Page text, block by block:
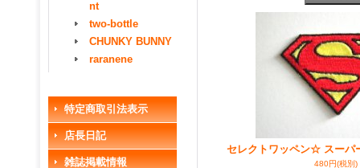
nt
two-bottle
CHUNKY BUNNY
raranene
特定商取引法表示
店長日記
雑誌掲載情報
セレクトワッペン☆ スーパ
480円(税別)